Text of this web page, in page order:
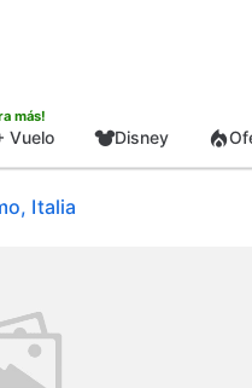
más!
Vuelo Disney
Italia